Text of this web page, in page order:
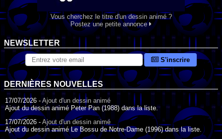
Vous cherchez le titre d'un dessin animé ?
Postez une petite annonce
NEWSLETTER
S'inscrire
DERNIÈRES NOUVELLES
17/07/2026 - Ajout d'un dessin animé
Ajout du dessin animé Peter Pan (1988) dans la liste.
17/07/2026 - Ajout d'un dessin animé
Ajout du dessin animé Le Bossu de Notre-Dame (1996) dans la liste.